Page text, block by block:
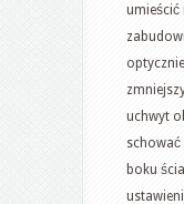
umieścić
uchwyt
schować
boku